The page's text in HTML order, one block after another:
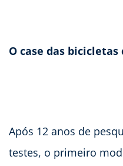
O case das
Após 12 anos de
testes, o primeiro